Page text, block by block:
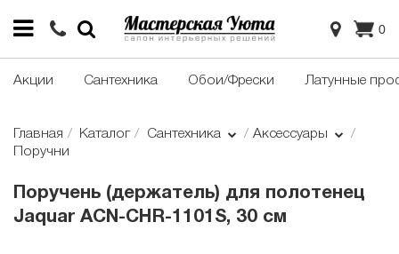
0
Акции Сантехника Обои/Фрески Латунные
Главная Каталог Сантехника
Аксессуары
Поручни
Поручень (держатель) для полотенец
Jaquar ACN-CHR-1101S, 30 см